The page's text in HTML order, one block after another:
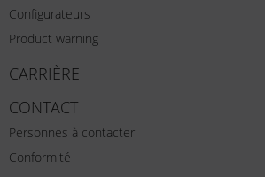
Configurateurs
Product warning
CARRIÈRE
CONTACT
Personnes à contacter
Conformité